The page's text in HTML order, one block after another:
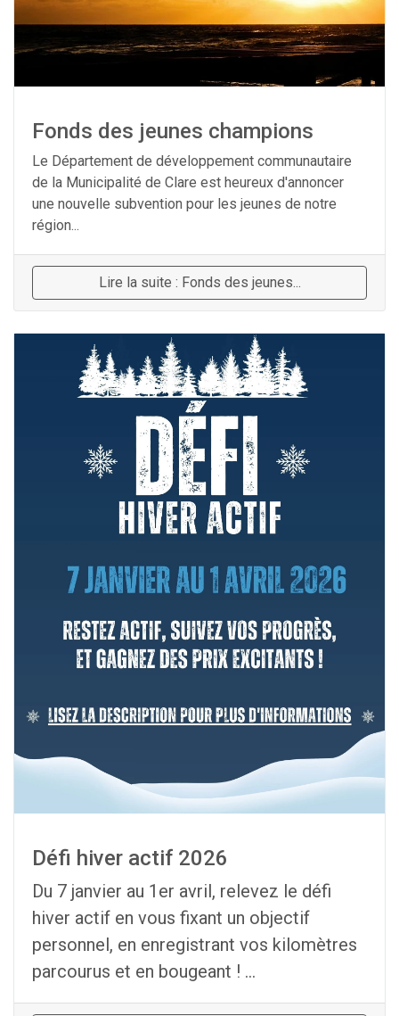
Fonds des jeunes champions
Le Département de développement communautaire
de la Municipalité de Clare est heureux d'annoncer
une nouvelle subvention pour les jeunes de notre
région...
Lire la suite : Fonds des jeunes...
Défi hiver actif 2026
Du 7 janvier au 1er avril, relevez le défi
hiver actif en vous fixant un objectif
personnel, en enregistrant vos kilomètres
parcourus et en bougeant ! ...